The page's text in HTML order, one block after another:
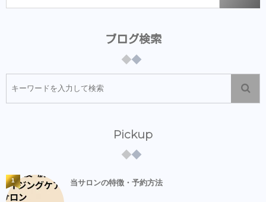
ブログ検索
Pickup
当サロンの特徴・予約方法
1